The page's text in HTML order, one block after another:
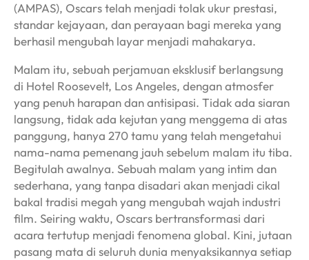
(AMPAS), Oscars telah menjadi tolak ukur prestasi,
standar kejayaan, dan perayaan bagi mereka yang
berhasil mengubah layar menjadi mahakarya.
Malam itu, sebuah perjamuan eksklusif berlangsung
di Hotel Roosevelt, Los Angeles, dengan atmosfer
yang penuh harapan dan antisipasi. Tidak ada siaran
langsung, tidak ada kejutan yang menggema di atas
panggung, hanya 270 tamu yang telah mengetahui
nama-nama pemenang jauh sebelum malam itu tiba.
Begitulah awalnya. Sebuah malam yang intim dan
sederhana, yang tanpa disadari akan menjadi cikal
bakal tradisi megah yang mengubah wajah industri
film. Seiring waktu, Oscars bertransformasi dari
acara tertutup menjadi fenomena global. Kini, jutaan
pasang mata di seluruh dunia menyaksikannya setiap